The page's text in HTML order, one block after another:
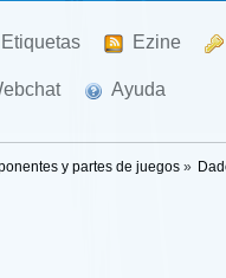
Etiquetas Ezine
Ayuda
y partes de juegos»